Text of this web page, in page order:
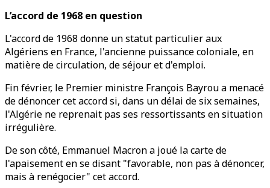
L’accord de 1968 en question
L'accord de 1968 donne un statut particulier aux
Algériens en France, l'ancienne puissance coloniale, en
matière de circulation, de séjour et d'emploi.
Fin février, le Premier ministre François Bayrou a menacé
de dénoncer cet accord si, dans un délai de six semaines,
l'Algérie ne reprenait pas ses ressortissants en situation
irrégulière.
De son côté, Emmanuel Macron a joué la carte de
l'apaisement en se disant "favorable, non pas à dénoncer,
mais à renégocier" cet accord.